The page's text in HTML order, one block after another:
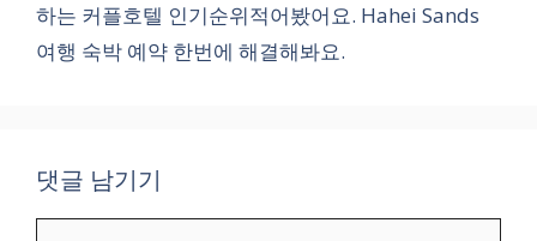
하는 커플호텔 인기순위적어봤어요. Hahei Sands
여행 숙박 예약 한번에 해결해봐요.
댓글 남기기